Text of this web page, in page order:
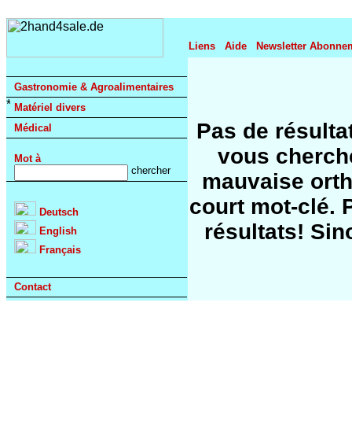
Liens Aide Newsletter
Gastronomie & Agroalimentaires
Matériel divers
Médical
Mot à
Deutsch
English
Français
Contact
Pas de
vous
mauvaise
court mot-clé.
résultats!